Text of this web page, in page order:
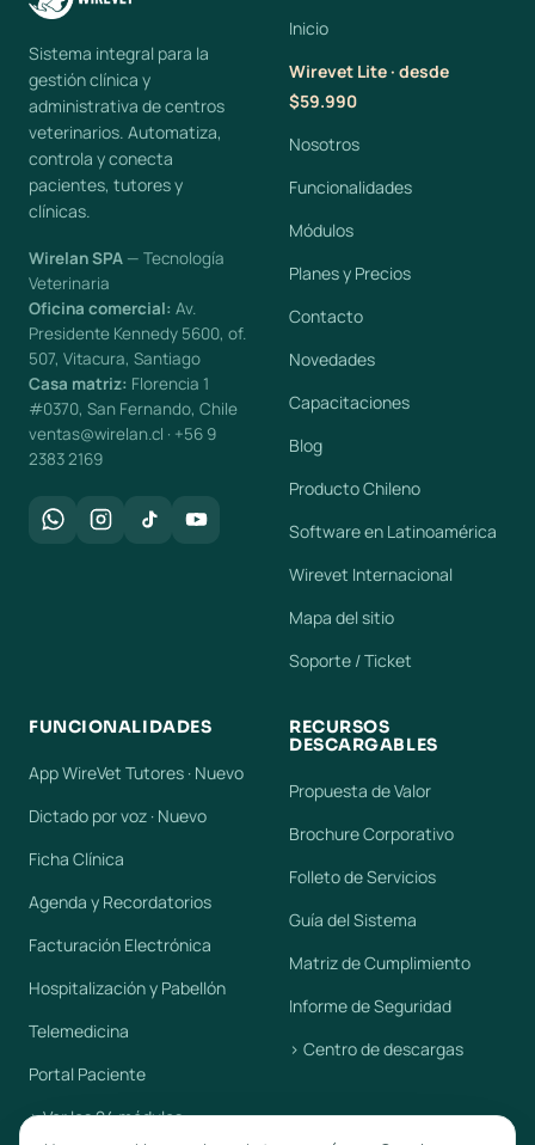
Sistema integral para la
gestión clínica y
administrativa de centros
veterinarios. Automatiza,
controla y conecta
pacientes, tutores y
clínicas.
Wirelan SPA — Tecnología
Veterinaria
Oficina comercial: Av.
Presidente Kennedy 5600, of.
507, Vitacura, Santiago
Casa matriz: Florencia 1
#0370, San Fernando, Chile
ventas@wirelan.cl · +56 9
2383 2169
Inicio
Wirevet Lite · desde
$59.990
Nosotros
Funcionalidades
Módulos
Planes y Precios
Contacto
Novedades
Capacitaciones
Blog
Producto Chileno
Software en Latinoamérica
Wirevet Internacional
Mapa del sitio
Soporte / Ticket
FUNCIONALIDADES
App WireVet Tutores · Nuevo
Dictado por voz · Nuevo
Ficha Clínica
Agenda y Recordatorios
Facturación Electrónica
Hospitalización y Pabellón
Telemedicina
Portal Paciente
› Ver los 24 módulos
RECURSOS
DESCARGABLES
Propuesta de Valor
Brochure Corporativo
Folleto de Servicios
Guía del Sistema
Matriz de Cumplimiento
Informe de Seguridad
› Centro de descargas